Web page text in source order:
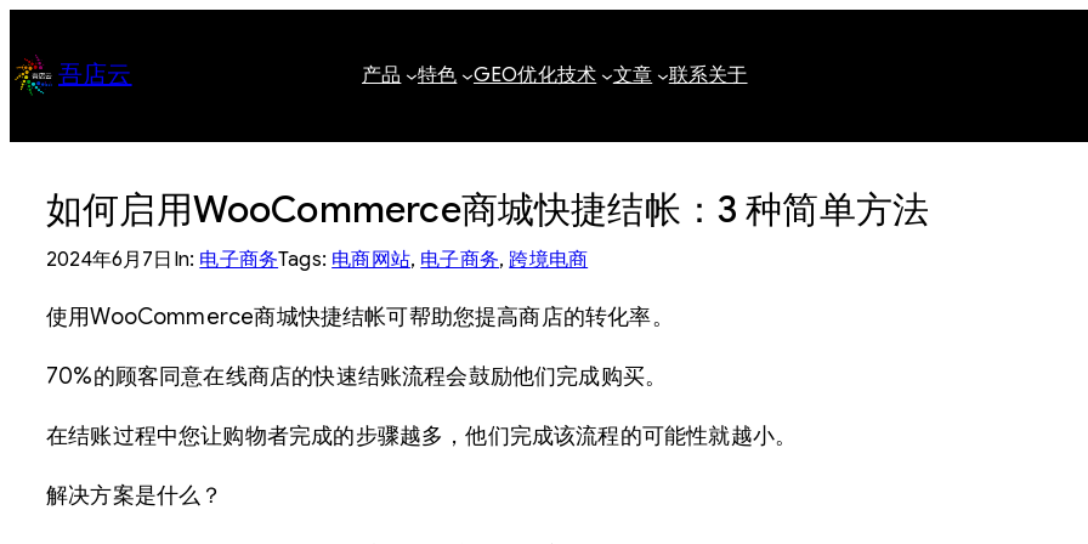
至
内
容
吾店云 产品 特色 GEO优化技术 文章 联系关于
如何启用WooCommerce商城快捷结帐：3 种简单方法
2024年6月7日 In: 电子商务Tags: 电商网站, 电子商务, 跨境电商
使用WooCommerce商城快捷结帐可帮助您提高商店的转化率。
70%的顾客同意在线商店的快速结账流程会鼓励他们完成购买。
在结账过程中您让购物者完成的步骤越多，他们完成该流程的可能性就越小。
解决方案是什么？